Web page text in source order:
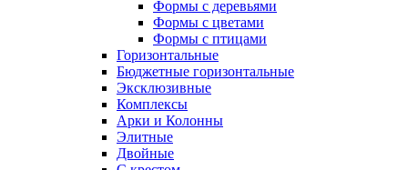
Формы с деревьями
Формы с цветами
Формы с птицами
Горизонтальные
Бюджетные горизонтальные
Эксклюзивные
Комплексы
Арки и Колонны
Элитные
Двойные